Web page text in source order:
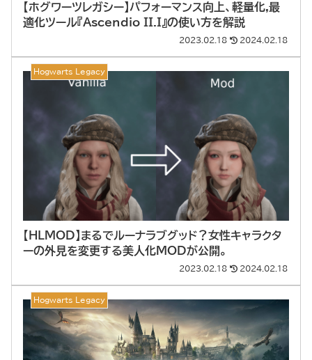
【ホグワーツレガシー】パフォーマンス向上、軽量化,最
適化ツール『Ascendio II.I』の使い方を解説
2023.02.18 2024.02.18
Hogwarts Legacy
【HLMOD】まるでルーナラブグッド？女性キャラクタ
ーの外見を変更する美人化MODが公開。
2023.02.18 2024.02.18
Hogwarts Legacy